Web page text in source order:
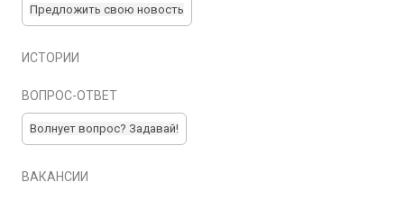
Предложить свою новость
ИСТОРИИ
ВОПРОС-ОТВЕТ
Волнует вопрос? Задавай!
ВАКАНСИИ